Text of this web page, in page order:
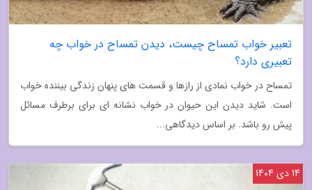
تعبیر خواب تمساح چیست، دیدن تمساح در خواب چه
تعبیری دارد؟
تمساح در خواب نمادی از رازها و قسمت های پنهان زندگی بیننده خواب
است. شاید دیدن این حیوان در خواب نشانه ای برای برطرف مسائل
پیش رو باشد. بر اساس دیدگاهی...
14 دی 1404